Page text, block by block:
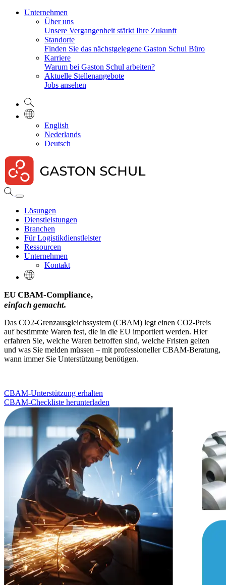
Unternehmen
Über uns
Unsere Vergangenheit stärkt Ihre Zukunft
Standorte
Finden Sie das nächstgelegene Gaston Schul Büro
Karriere
Warum bei Gaston Schul arbeiten?
Aktuelle Stellenangebote
Jobs ansehen
English
Nederlands
Deutsch
Lösungen
Dienstleistungen
Branchen
Für Logistikdienstleister
Ressourcen
Unternehmen
Kontakt
EU CBAM-Compliance,
einfach gemacht.
Das CO2-Grenzausgleichssystem (CBAM) legt einen CO2-Preis
auf bestimmte Waren fest, die in die EU importiert werden. Hier
erfahren Sie, welche Waren betroffen sind, welche Fristen gelten
und was Sie melden müssen – mit professioneller CBAM-Beratung,
wann immer Sie Unterstützung benötigen.
CBAM-Unterstützung erhalten
CBAM-Checkliste herunterladen